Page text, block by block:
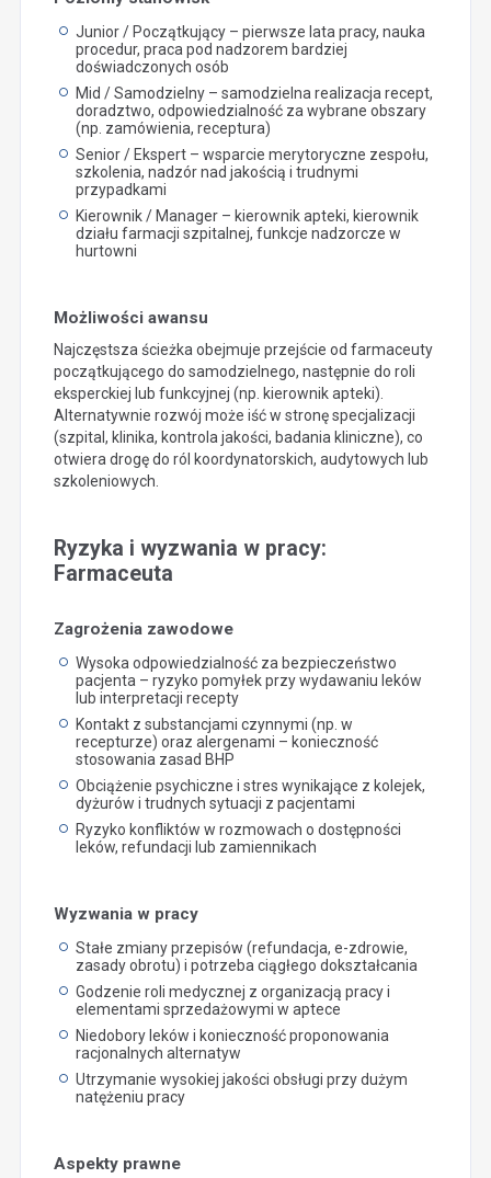
Junior / Początkujący – pierwsze lata pracy, nauka
procedur, praca pod nadzorem bardziej
doświadczonych osób
Mid / Samodzielny – samodzielna realizacja recept,
doradztwo, odpowiedzialność za wybrane obszary
(np. zamówienia, receptura)
Senior / Ekspert – wsparcie merytoryczne zespołu,
szkolenia, nadzór nad jakością i trudnymi
przypadkami
Kierownik / Manager – kierownik apteki, kierownik
działu farmacji szpitalnej, funkcje nadzorcze w
hurtowni
Możliwości awansu
Najczęstsza ścieżka obejmuje przejście od farmaceuty
początkującego do samodzielnego, następnie do roli
eksperckiej lub funkcyjnej (np. kierownik apteki).
Alternatywnie rozwój może iść w stronę specjalizacji
(szpital, klinika, kontrola jakości, badania kliniczne), co
otwiera drogę do ról koordynatorskich, audytowych lub
szkoleniowych.
Ryzyka i wyzwania w pracy:
Farmaceuta
Zagrożenia zawodowe
Wysoka odpowiedzialność za bezpieczeństwo
pacjenta – ryzyko pomyłek przy wydawaniu leków
lub interpretacji recepty
Kontakt z substancjami czynnymi (np. w
recepturze) oraz alergenami – konieczność
stosowania zasad BHP
Obciążenie psychiczne i stres wynikające z kolejek,
dyżurów i trudnych sytuacji z pacjentami
Ryzyko konfliktów w rozmowach o dostępności
leków, refundacji lub zamiennikach
Wyzwania w pracy
Stałe zmiany przepisów (refundacja, e-zdrowie,
zasady obrotu) i potrzeba ciągłego dokształcania
Godzenie roli medycznej z organizacją pracy i
elementami sprzedażowymi w aptece
Niedobory leków i konieczność proponowania
racjonalnych alternatyw
Utrzymanie wysokiej jakości obsługi przy dużym
natężeniu pracy
Aspekty prawne